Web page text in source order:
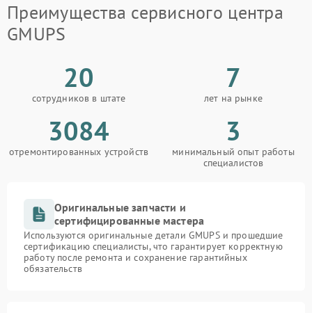
Преимущества сервисного центра
GMUPS
20
сотрудников в штате
7
лет на рынке
3084
отремонтированных устройств
3
минимальный опыт работы
специалистов
Оригинальные запчасти и
сертифицированные мастера
Используются оригинальные детали GMUPS и прошедшие
сертификацию специалисты, что гарантирует корректную
работу после ремонта и сохранение гарантийных
обязательств